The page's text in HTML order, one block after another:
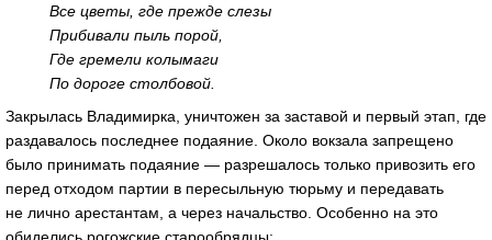
Все цветы, где прежде слезы
Прибивали пыль порой,
Где гремели колымаги
По дороге столбовой.
Закрылась Владимирка, уничтожен за заставой и первый этап, где
раздавалось последнее подаяние. Около вокзала запрещено
было принимать подаяние — разрешалось только привозить его
перед отходом партии в пересыльную тюрьму и передавать
не лично арестантам, а через начальство. Особенно на это
обиделись рогожские старообрядцы: